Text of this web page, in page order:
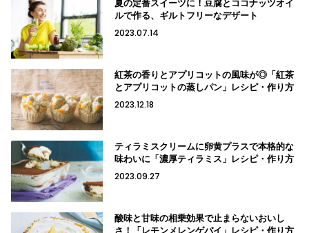
夏の定番スイーツに！豆腐とココナッツオイ
ルで作る、ギルトフリーなデザート
2023.07.14
紅茶の香りとアプリコットの風味が◎「紅茶
とアプリコットの蒸しパン」レシピ・作り方
2023.12.18
ティラミスクリームに卵黄プラスで本格的な
味わいに「濃厚ティラミス」レシピ・作り方
2023.09.27
酸味と甘味の相乗効果で止まらないおいし
さ！「レモンメレンゲパイ」レシピ・作り方